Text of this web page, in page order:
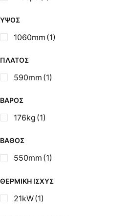
Σόμπες Ξύλου από Ατσάλι με
Σόμπες Πετρελαίου (Alfatherm)
Σόμπες Πετρελαίου (Assos)
Σόμπες Πετρελαίου (StarStoves)
Σόμπες Πετρελαίου (ΟΒΕΛ)
Σόμπες Πετρελαίου
Σόμπες Υγραερίου
Σούβλες - Εργαλεία Ψησίματος
Σωλήνες (Μπουριά),
Τζάκια - Εστίες
Ψησταριές
ΎΨΟΣ
1060mm (1)
ΠΛΆΤΟΣ
590mm (1)
ΒΆΡΟΣ
176kg (1)
ΒΆΘΟΣ
550mm (1)
ΘΕΡΜΙΚΉ ΙΣΧΎΣ
21kW(1)